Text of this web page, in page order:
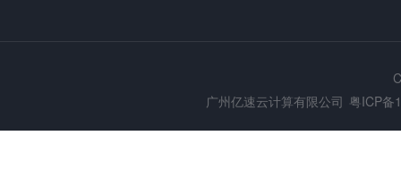
广州亿速云计算有限公司 粤ICP备